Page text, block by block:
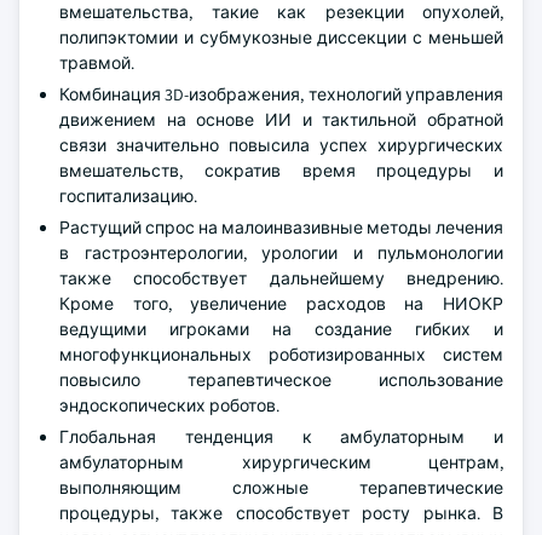
вмешательства, такие как резекции опухолей,
полипэктомии и субмукозные диссекции с меньшей
травмой.
Комбинация 3D-изображения, технологий управления
движением на основе ИИ и тактильной обратной
связи значительно повысила успех хирургических
вмешательств, сократив время процедуры и
госпитализацию.
Растущий спрос на малоинвазивные методы лечения
в гастроэнтерологии, урологии и пульмонологии
также способствует дальнейшему внедрению.
Кроме того, увеличение расходов на НИОКР
ведущими игроками на создание гибких и
многофункциональных роботизированных систем
повысило терапевтическое использование
эндоскопических роботов.
Глобальная тенденция к амбулаторным и
амбулаторным хирургическим центрам,
выполняющим сложные терапевтические
процедуры, также способствует росту рынка. В